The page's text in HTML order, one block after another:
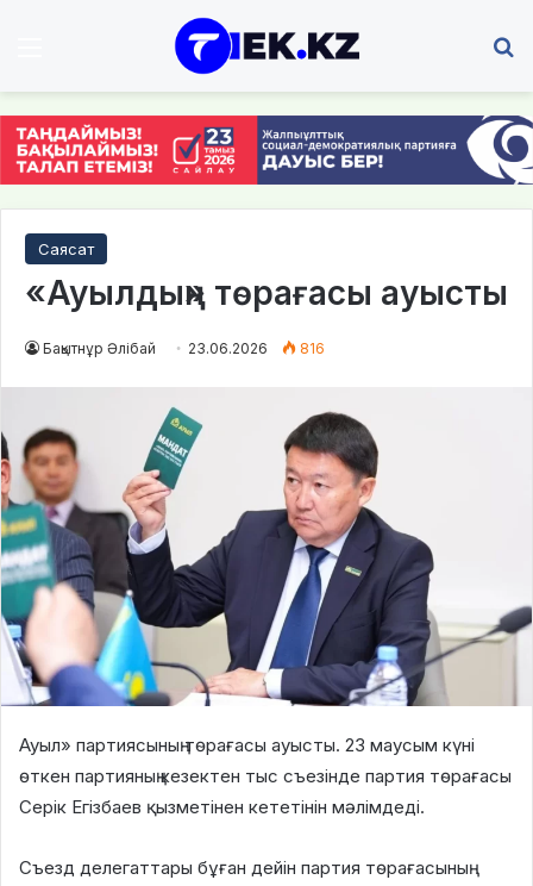
Саясат
«Ауылдың» төрағасы ауысты
Бақытнұр Әлібай 23.06.2026 816
Ауыл» партиясының төрағасы ауысты. 23 маусым күні
өткен партияның кезектен тыс съезінде партия төрағасы
Серік Егізбаев қызметінен кететінін мәлімдеді.
Съезд делегаттары бұған дейін партия төрағасының